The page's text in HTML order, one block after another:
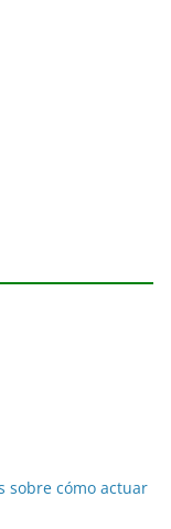
sobre cómo actuar